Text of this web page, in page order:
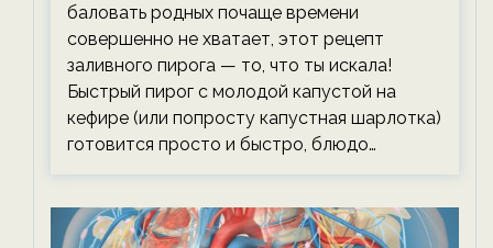
баловать родных почаще времени
совершенно не хватает, этот рецепт
заливного пирога — то, что ты искала!
Быстрый пирог с молодой капустой на
кефире (или попросту капустная шарлотка)
готовится просто и быстро, блюдо…